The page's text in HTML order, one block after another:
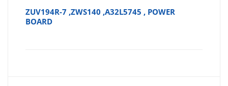
ZUV194R-7 ,ZWS140 ,A32L5745 , POWER
BOARD